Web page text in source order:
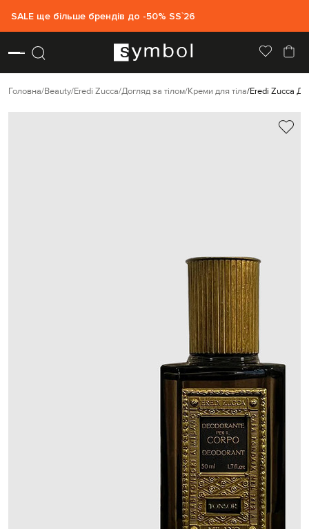
SALE ще більше брендів до -50% SS`26
Головна Beauty Eredi Zucca Догляд за тілом Креми для тіла Eredi Zucca